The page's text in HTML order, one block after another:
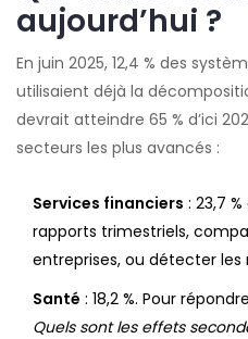
aujourd’hui ?
En juin 2025, 12,4 % des
utilisaient déjà la
devrait atteindre 65 % d’ici
secteurs les plus avancés :
Services financiers : 23,7
rapports trimestriels,
entreprises, ou détecter les
Santé : 18,2 %. Pour
Quels sont les effets